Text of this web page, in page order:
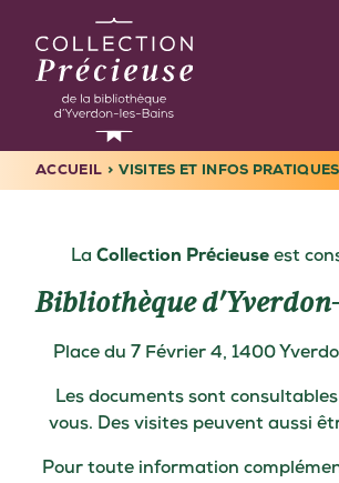
contenu
principal
Navigation
FIL
ACCUEIL VISITES ET INFOS PRATIQUES
La Collection Précieuseest
Bibliothèque
Place du 7 Février 4, 1400
Les documents sont
vous. Des visites peuvent aussi
Pour toute information